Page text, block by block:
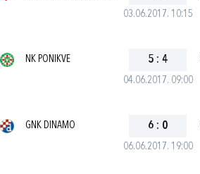
03.06.2017. 10:15
04.06.2017. 09:00
NK PONIKVE 5 : 4
06.06.2017. 19:00
GNK DINAMO 6 : 0